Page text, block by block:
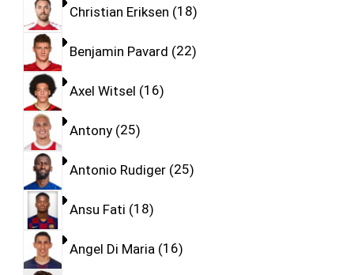
Christian Eriksen 18
Benjamin Pavard 22
Axel Witsel 16
Antony 25
Antonio Rudiger 25
Ansu Fati 18
Angel Di Maria 16